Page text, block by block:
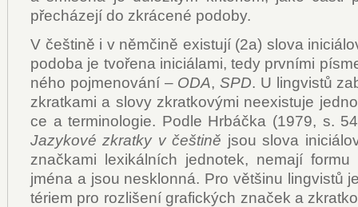
pře­chá­ze­jí do zkrá­ce­né po­do­by.
V češ­ti­ně i v něm­či­ně exis­tu­jí (2a) slo­va
po­do­ba je tvo­ře­na ini­ci­á­la­mi, te­dy prv­ní­mi
né­ho po­jme­no­vá­ní – ODA, SPD. U lin­gvis­tů
zkrat­ka­mi a slo­vy zkrat­ko­vý­mi ne­e­xis­tu­je
ce a ter­mi­no­lo­gie. Pod­le Hr­báč­ka (1979, s.
Ja­zy­ko­vé zkrat­ky v češ­ti­ně jsou slo­va
znač­ka­mi le­xi­kál­ních jed­no­tek, ne­ma­jí for­mu
jmé­na a jsou ne­sklon­ná. Pro vět­ši­nu lin­gvis­tů
té­ri­em pro roz­li­še­ní gra­fic­kých zna­ček a